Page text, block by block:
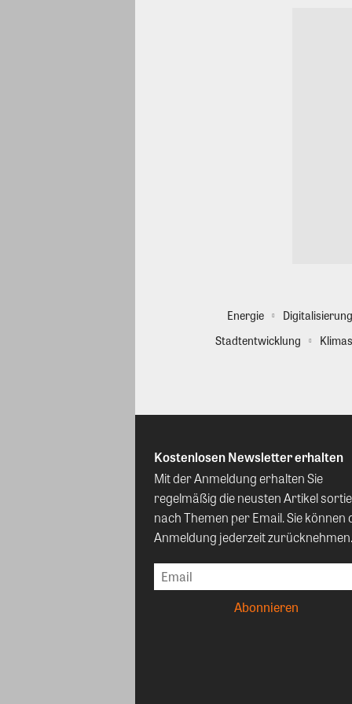
Energie Digitalisierung
Stadtentwicklung
Kostenlosen Newsletter erhalten
Mit der Anmeldung erhalten Sie
regelmäßig die neusten Artikel
nach Themen per Email. Sie können
Anmeldung jederzeit zurücknehmen.